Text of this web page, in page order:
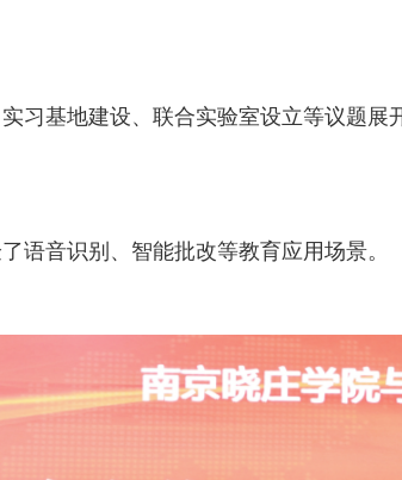
习基地建设、联合实验室设立等议题
语音识别、智能批改等教育应用场景。